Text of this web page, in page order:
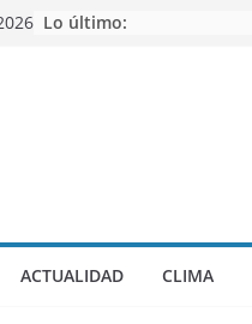
Lo último:
ACTUALIDAD CLIMA